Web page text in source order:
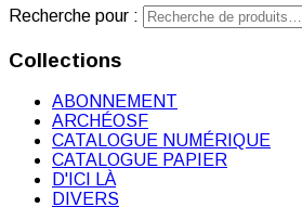
Recherche pour :
Collections
ABONNEMENT
ARCHÉOSF
CATALOGUE NUMÉRIQUE
CATALOGUE PAPIER
D'ICI LÀ
DIVERS